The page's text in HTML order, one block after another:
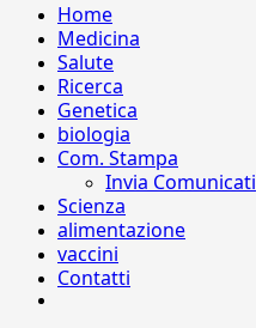
Home
Medicina
Salute
Ricerca
Genetica
biologia
Com. Stampa
Invia Comunicati
Scienza
alimentazione
vaccini
Contatti